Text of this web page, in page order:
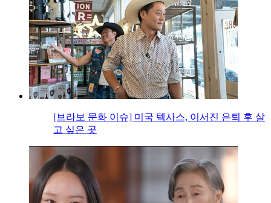
[브라보 문화 이슈] 미국 텍사스, 이서진 은퇴 후 살
고 싶은 곳